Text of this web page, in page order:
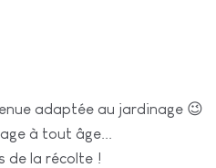
adaptée au jardinage 😉
à tout âge...
de la récolte !